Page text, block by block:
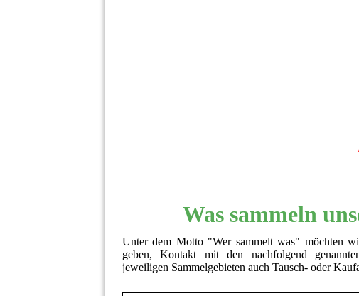
Was sammeln
Unter dem Motto "Wer sammelt was" möchten
geben, Kontakt mit den nachfolgend
jeweiligen Sammelgebieten auch Tausch- oder